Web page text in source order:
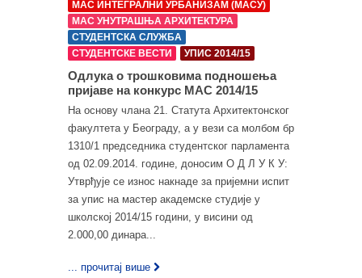
МАС ИНТЕГРАЛНИ УРБАНИЗАМ (МАСУ)
МАС УНУТРАШЊА АРХИТЕКТУРА
СТУДЕНТСКА СЛУЖБА
СТУДЕНТСКЕ ВЕСТИ
УПИС 2014/15
Одлука о трошковима подношења
пријаве на конкурс МАС 2014/15
На основу члана 21. Статута Архитектонског
факултета у Београду, а у вези са молбом бр
1310/1 председника студентског парламента
од 02.09.2014. године, доносим О Д Л У К У:
Утврђује се износ накнаде за пријемни испит
за упис на мастер академске студије у
школској 2014/15 години, у висини од
2.000,00 динара...
... прочитај више